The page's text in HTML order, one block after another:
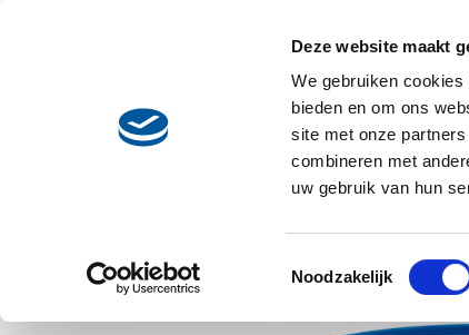
Deze website maakt
We gebruiken
bieden en om ons
site met onze
combineren met
uw gebruik van hun
Toestemmingsselectie
Noodzakelijk
Recepten
Image